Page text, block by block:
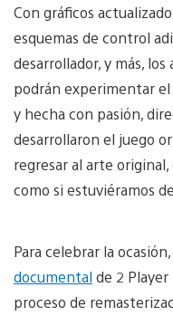
Con gráficos
esquemas de control
desarrollador, y más,
podrán experimentar
y hecha con pasión,
desarrollaron el juego
regresar al arte
como si estuviéramos
Para celebrar la ocasión,
documentalde 2
proceso de